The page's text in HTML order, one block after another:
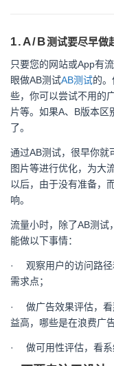
1.A/B测试要尽早做
只要您的网站或App有
眼做AB测试AB测试的
些，你可以尝试不用的
片等。如果A、B版本
了。
通过AB测试，很早你就
图片等进行优化，为大
以后，由于没有准备，
响。
流量小时，除了AB测试
能做以下事情：
·
观察用户的访问路
需求点；
·
做广告效果评估，
益高，哪些是在浪费广
· 做可用性评估，看